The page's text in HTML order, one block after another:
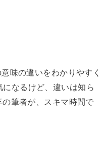
味の違いをわかりやすく
なるけど、違いは知ら
筆者が、スキマ時間で